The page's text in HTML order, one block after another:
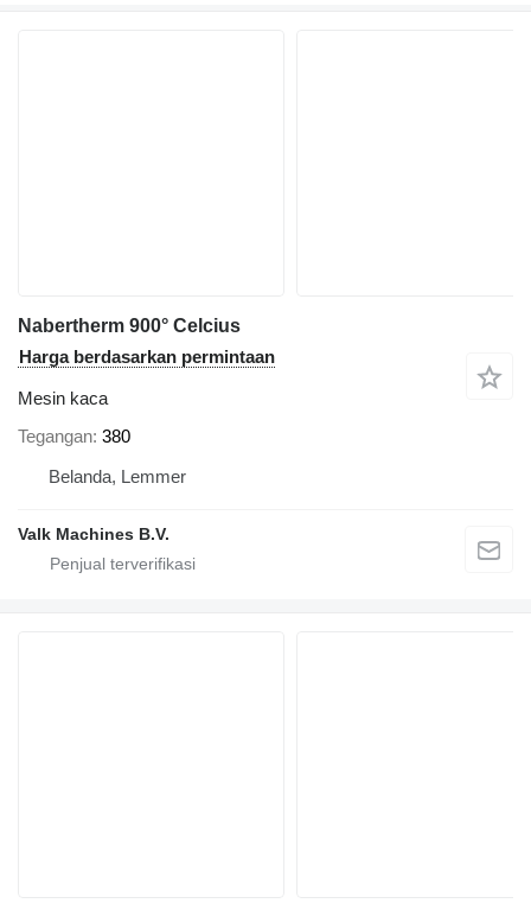
Nabertherm 900° Celcius
Harga berdasarkan permintaan
Mesin kaca
Tegangan 380
Belanda, Lemmer
Valk Machines B.V.